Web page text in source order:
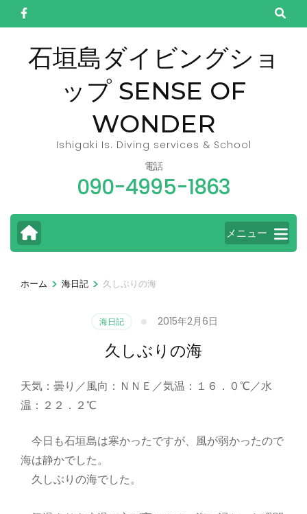
ン
石垣島ダイビングショ
ップ SENSE OF
WONDER
Ishigaki Is. Diving services & School
電話
090-4995-1863
メニュー
ホーム > 海日記 > 久しぶりの海
海日記 2015年2月6日
久しぶりの海
天気：曇り／風向：ＮＮＥ／気温：１６．０℃／水
温：２２．２℃
今日も石垣島は寒かったですが、風が弱かったので
海は静かでした。
久しぶりの海でした。